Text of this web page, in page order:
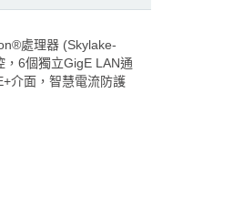
處理器 (Skylake-
6個獨立GigE LAN通
介面，智慧電流防護